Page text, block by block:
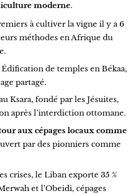
moderne.
à cultiver la vigne il y a 6
méthodes en Afrique du
Édification de temples en Békaa,
partagé.
Ksara, fondé par les Jésuites,
après l’interdiction ottomane.
aux cépages locaux comme
par des pionniers comme
crises, le Liban exporte 35 %
et l’Obeidi, cépages